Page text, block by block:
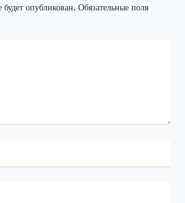
опубликован. Обязательные поля